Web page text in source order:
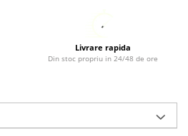
Livrare rapida
Din stoc propriu in 24/48 de ore